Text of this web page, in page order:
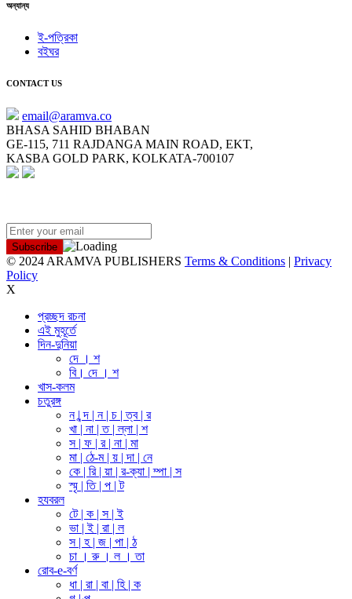
অন্যান্য
ই-পত্রিকা
বইঘর
CONTACT US
email@aramva.co
BHASA SAHID BHABAN
GE-115, 711 RAJDANGA MAIN ROAD, EKT,
KASBA GOLD PARK, KOLKATA-700107
© 2024 ARAMVA PUBLISHERS Terms & Conditions | Privacy
Policy
X
প্রচ্ছদ রচনা
এই মুহূর্তে
দিন-দুনিয়া
দে । শ
বি। দে । শ
খাস-কলম
চতুরঙ্গ
ন | ন্দ | ন | চ | ত্ব | র
খা | না | ত | ল্লা | শ
স | ফ | র | না | মা
মা | ঠে-ম | য় | দা | নে
কে | রি | য়া | র-ক্যা | ম্পা | স
স্মৃ | তি | প | ট
হযবরল
টে | ক | স | ই
ভা | ই | রা | ল
স | হ | জ | পা | ঠ
চা । রু । ল । তা
রোব-e-বর্ণ
ধা | রা | বা | হি | ক